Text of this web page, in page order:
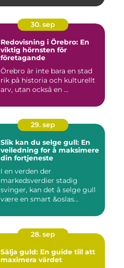
30. sep
Redovisning i Örebro: En
viktig hörnsten för
företagande
Örebro är inte bara en stad
rik på historia och kulturellt
arv, utan också en ...
29. sep
Slik kan du selge gull: En
veiledning for å maksimere
din fortjeneste
I en verden der
markedsverdier stadig
svinger, kan det å selge gull
være en smart &oslas...
28. sep
Sälja guld: En guide till att
maximera värdet